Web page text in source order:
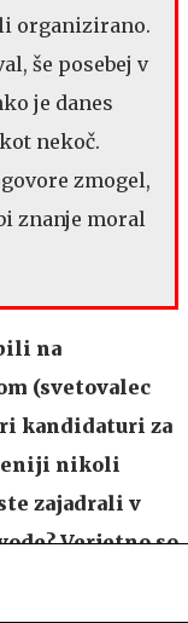
organizirano.
še posebej v
je danes
nekoč.
zmogel,
znanje moral
na
(svetovalec
kandidaturi za
nikoli
zajadrali v
Verjetno so